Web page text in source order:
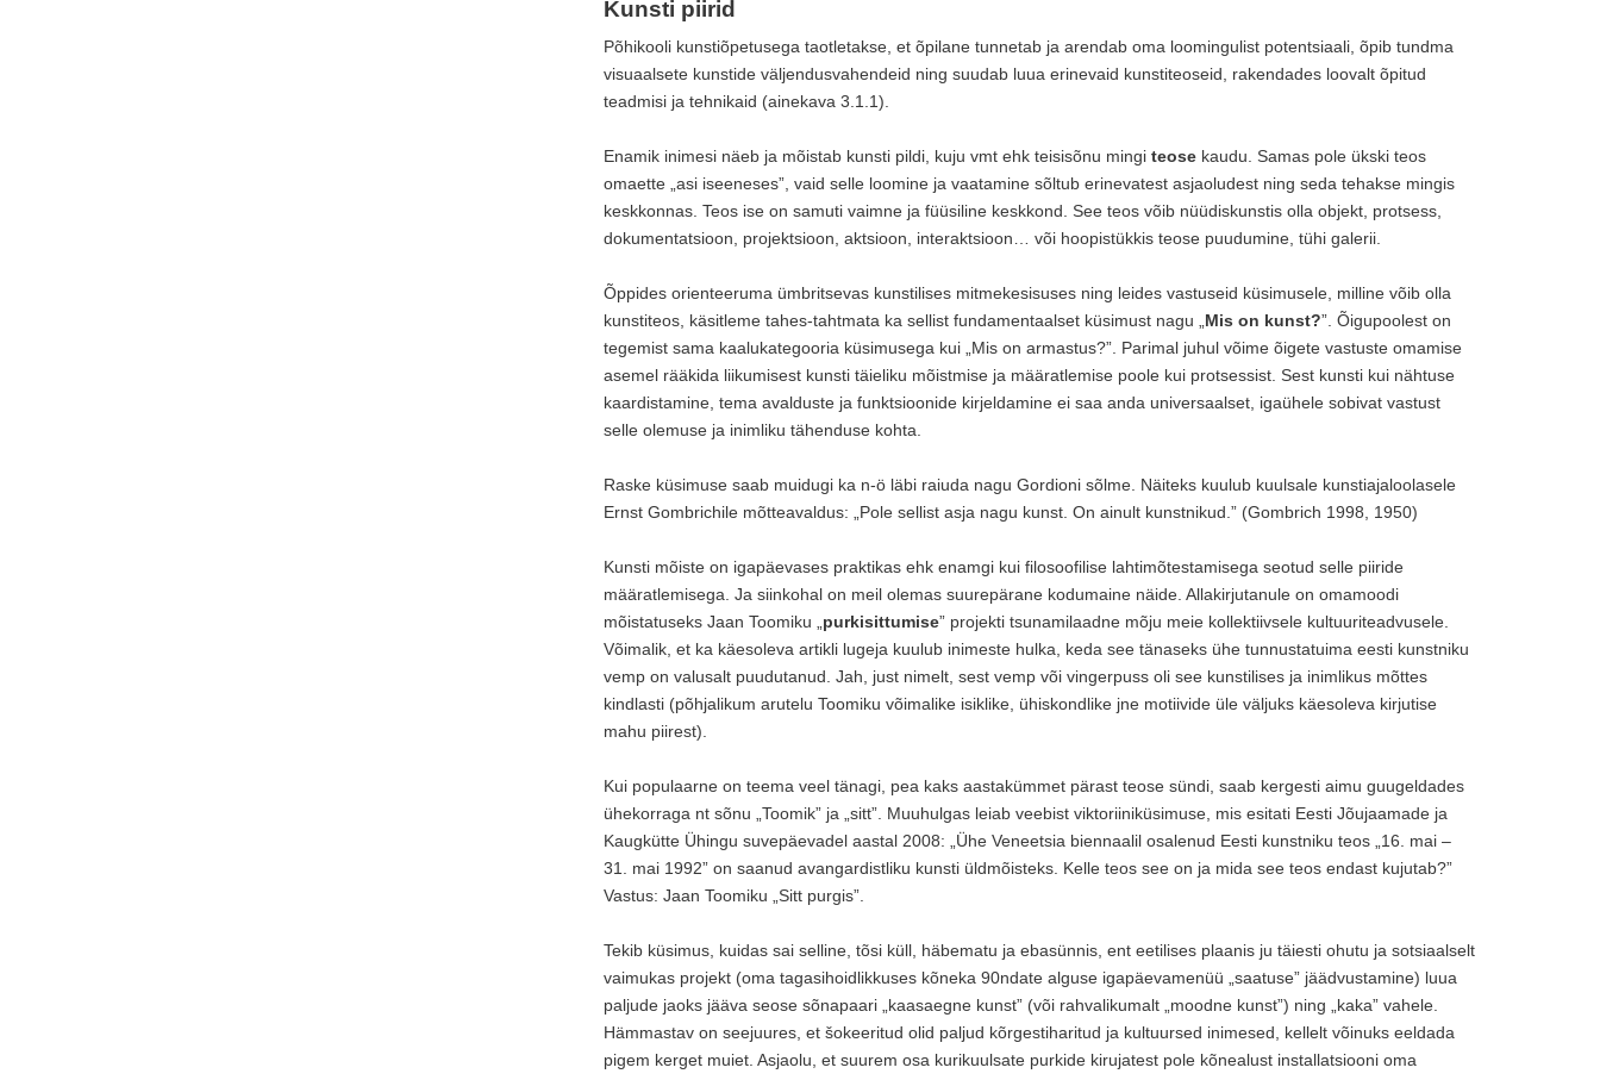
Kunsti piirid
Põhikooli kunstiõpetusega taotletakse, et õpilane tunnetab ja arendab oma loomingulist potentsiaali, õpib tundma
visuaalsete kunstide väljendusvahendeid ning suudab luua erinevaid kunstiteoseid, rakendades loovalt õpitud
teadmisi ja tehnikaid (ainekava 3.1.1).
Enamik inimesi näeb ja mõistab kunsti pildi, kuju vmt ehk teisisõnu mingi teose kaudu. Samas pole ükski teos
omaette „asi iseeneses”, vaid selle loomine ja vaatamine sõltub erinevatest asjaoludest ning seda tehakse mingis
keskkonnas. Teos ise on samuti vaimne ja füüsiline keskkond. See teos võib nüüdiskunstis olla objekt, protsess,
dokumentatsioon, projektsioon, aktsioon, interaktsioon… või hoopistükkis teose puudumine, tühi galerii.
Õppides orienteeruma ümbritsevas kunstilises mitmekesisuses ning leides vastuseid küsimusele, milline võib olla
kunstiteos, käsitleme tahes-tahtmata ka sellist fundamentaalset küsimust nagu „ Mis on kunst?”. Õigupoolest on
tegemist sama kaalukategooria küsimusega kui „Mis on armastus?”. Parimal juhul võime õigete vastuste omamise
asemel rääkida liikumisest kunsti täieliku mõistmise ja määratlemise poole kui protsessist. Sest kunsti kui nähtuse
kaardistamine, tema avalduste ja funktsioonide kirjeldamine ei saa anda universaalset, igaühele sobivat vastust
selle olemuse ja inimliku tähenduse kohta.
Raske küsimuse saab muidugi ka n-ö läbi raiuda nagu Gordioni sõlme. Näiteks kuulub kuulsale kunstiajaloolasele
Ernst Gombrichile mõtteavaldus: „Pole sellist asja nagu kunst. On ainult kunstnikud.” (Gombrich 1998, 1950)
Kunsti mõiste on igapäevases praktikas ehk enamgi kui filosoofilise lahtimõtestamisega seotud selle piiride
määratlemisega. Ja siinkohal on meil olemas suurepärane kodumaine näide. Allakirjutanule on omamoodi
mõistatuseks Jaan Toomiku „ purkisittumise” projekti tsunamilaadne mõju meie kollektiivsele kultuuriteadvusele.
Võimalik, et ka käesoleva artikli lugeja kuulub inimeste hulka, keda see tänaseks ühe tunnustatuima eesti kunstniku
vemp on valusalt puudutanud. Jah, just nimelt, sest vemp või vingerpuss oli see kunstilises ja inimlikus mõttes
kindlasti (põhjalikum arutelu Toomiku võimalike isiklike, ühiskondlike jne motiivide üle väljuks käesoleva kirjutise
mahu piirest).
Kui populaarne on teema veel tänagi, pea kaks aastakümmet pärast teose sündi, saab kergesti aimu guugeldades
ühekorraga nt sõnu „Toomik” ja „sitt”. Muuhulgas leiab veebist viktoriiniküsimuse, mis esitati Eesti Jõujaamade ja
Kaugkütte Ühingu suvepäevadel aastal 2008: „Ühe Veneetsia biennaalil osalenud Eesti kunstniku teos „16. mai –
31. mai 1992” on saanud avangardistliku kunsti üldmõisteks. Kelle teos see on ja mida see teos endast kujutab?”
Vastus: Jaan Toomiku „Sitt purgis”.
Tekib küsimus, kuidas sai selline, tõsi küll, häbematu ja ebasünnis, ent eetilises plaanis ju täiesti ohutu ja sotsiaalselt
vaimukas projekt (oma tagasihoidlikkuses kõneka 90ndate alguse igapäevamenüü „saatuse” jäädvustamine) luua
paljude jaoks jääva seose sõnapaari „kaasaegne kunst” (või rahvalikumalt „moodne kunst”) ning „kaka” vahele.
Hämmastav on seejuures, et šokeeritud olid paljud kõrgestiharitud ja kultuursed inimesed, kellelt võinuks eeldada
pigem kerget muiet. Asjaolu, et suurem osa kurikuulsate purkide kirujatest pole kõnealust installatsiooni oma